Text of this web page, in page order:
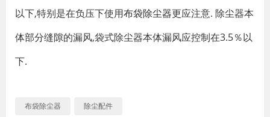
以下,特别是在负压下使用布袋除尘器更应注意. 除尘器本
体部分缝隙的漏风,袋式除尘器本体漏风应控制在3.5％以
下.
布袋除尘器 除尘配件